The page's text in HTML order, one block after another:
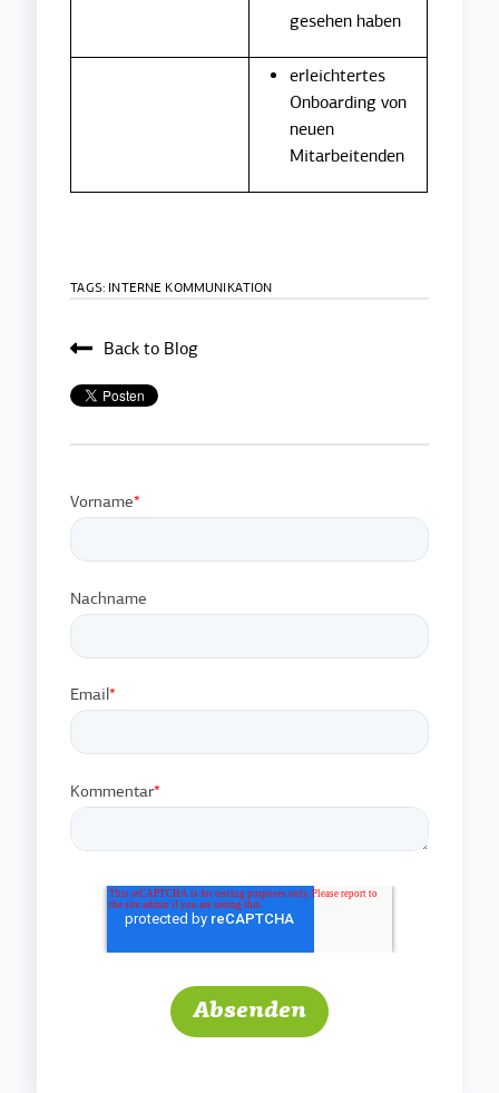
gesehen haben
erleichtertes
Onboarding von
neuen
Mitarbeitenden
TAGS: INTERNE KOMMUNIKATION
Back to Blog
Vorname*
Nachname
Email*
Kommentar*